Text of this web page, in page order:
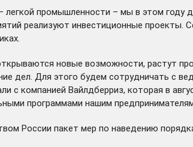
легкой промышленности – мы в этом
реализуют инвестиционные
новые возможности, растут
дел. Для этого будем сотрудничать с
с компанией Вайлдберриз, которая в
программами нашим
России пакет мер по наведению